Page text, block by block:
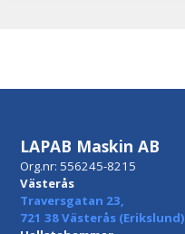
LAPAB Maskin AB
Org.nr: 556245-8215
Västerås
Traversgatan 23,
721 38 Västerås (Erikslund)